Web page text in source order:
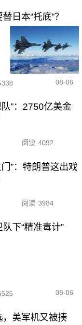
日本“托底”？
08-06
”：2750亿美金
阅读 4092
”：特朗普这出戏
阅读 3984
下“精准毒计”
08-06
美军机又被揍